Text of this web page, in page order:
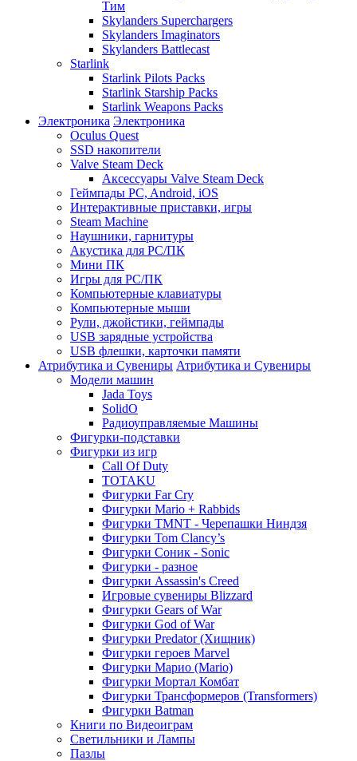
Тим
Skylanders Superchargers
Skylanders Imaginators
Skylanders Battlecast
Starlink
Starlink Pilots Packs
Starlink Starship Packs
Starlink Weapons Packs
Электроника Электроника
Oculus Quest
SSD накопители
Valve Steam Deck
Аксессуары Valve Steam Deck
Геймпады PC, Android, iOS
Интерактивные приставки, игры
Steam Machine
Наушники, гарнитуры
Акустика для PC/ПК
Мини ПК
Игры для PC/ПК
Компьютерные клавиатуры
Компьютерные мыши
Рули, джойстики, геймпады
USB зарядные устройства
USB флешки, карточки памяти
Атрибутика и Сувениры Атрибутика и Сувениры
Модели машин
Jada Toys
SolidO
Радиоуправляемые Машины
Фигурки-подставки
Фигурки из игр
Call Of Duty
TOTAKU
Фигурки Far Cry
Фигурки Mario + Rabbids
Фигурки TMNT - Черепашки Ниндзя
Фигурки Tom Clancy’s
Фигурки Соник - Sonic
Фигурки - разное
Фигурки Assassin's Creed
Игровые сувениры Blizzard
Фигурки Gears of War
Фигурки God of War
Фигурки Predator (Хищник)
Фигурки героев Marvel
Фигурки Марио (Mario)
Фигурки Мортал Комбат
Фигурки Трансформеров (Transformers)
Фигурки Batman
Книги по Видеоиграм
Светильники и Лампы
Пазлы